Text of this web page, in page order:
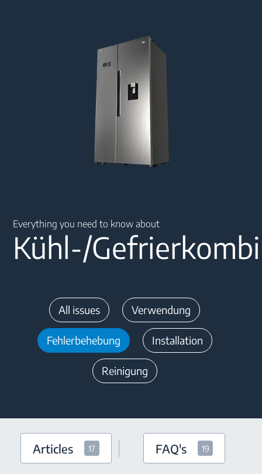
Everything you need to know about
Kühl-/
All issues Verwendung
Fehlerbehebung Installation
Reinigung
Articles 17 FAQ's 19